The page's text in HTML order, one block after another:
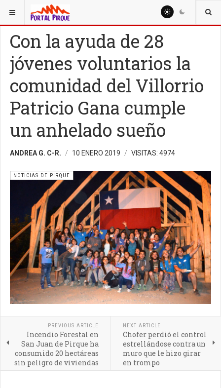
ESTÁ AQUÍ: NOTICIAS
Con la ayuda de 28
jóvenes voluntarios la
comunidad del Villorrio
Patricio Gana cumple
un anhelado sueño
ANDREA G. C-R. 10 ENERO 2019 VISITAS: 4974
NOTICIAS DE PIRQUE
PREVIOUS ARTICLE
Incendio Forestal en
San Juan de Pirque ha
consumido 20 hectáreas
sin peligro de viviendas
NEXT ARTICLE
Chofer perdió el control
estrellándose contra un
muro que le hizo girar
en trompo